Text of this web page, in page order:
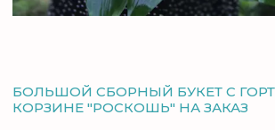
БОЛЬШОЙ СБОРНЫЙ БУКЕТ С
КОРЗИНЕ "РОСКОШЬ" НА ЗАКАЗ